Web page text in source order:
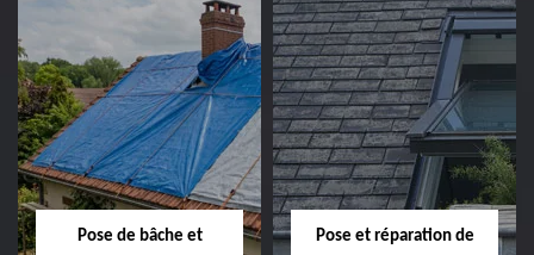
Pose de bâche et
Pose et réparation de